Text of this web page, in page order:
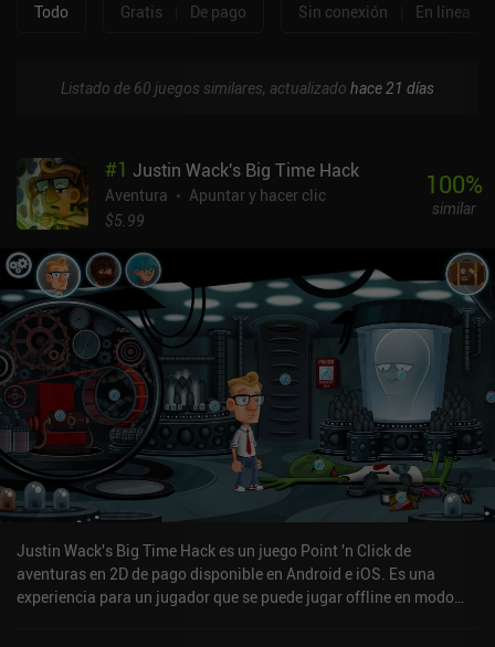
Todo Gratis De pago Sin conexión En línea
Listado de 60 juegos similares, actualizado hace 21 días
#1 Justin Wack's Big Time Hack
Aventura
Apuntar y hacer clic
$5.99
100%
similar
Justin Wack's Big Time Hack es un juego Point 'n Click de
aventuras en 2D de pago disponible en Android e iOS. Es una
experiencia para un jugador que se puede jugar offline en modo